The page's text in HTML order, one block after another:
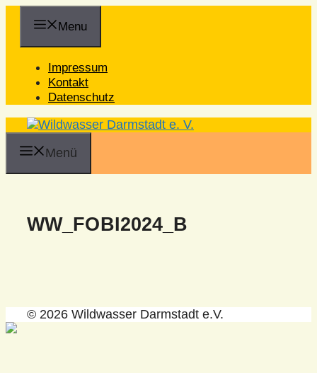
Inhalt
Menu
Impressum
Kontakt
Datenschutz
Menü
WW_FOBI2024_B
© 2026 Wildwasser Darmstadt e.V.